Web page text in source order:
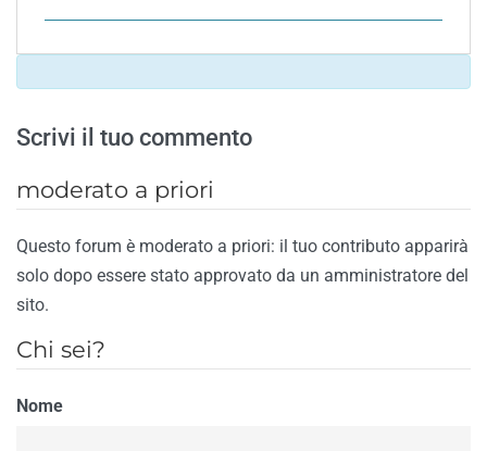
Scrivi il tuo commento
moderato a priori
Questo forum è moderato a priori: il tuo contributo apparirà
solo dopo essere stato approvato da un amministratore del
sito.
Chi sei?
Nome